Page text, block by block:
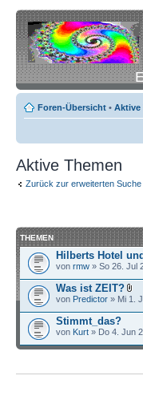
Foren-Übersicht • Aktive
Aktive Themen
Zurück zur erweiterten Suche
THEMEN
Hilberts Hotel
von rmw » So 26. Jul
Was ist ZEIT?
von Predictor » Mi 1.
Stimmt_das?
von Kurt » Do 4. Jun